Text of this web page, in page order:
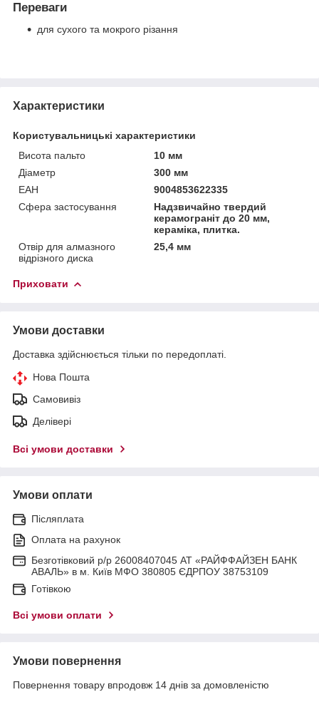
Переваги
для сухого та мокрого різання
Характеристики
Користувальницькі характеристики
Висота пальто
10 мм
Діаметр
300 мм
ЕАН
9004853622335
Сфера застосування
Надзвичайно твердий
керамограніт до 20 мм,
кераміка, плитка.
Отвір для алмазного
відрізного диска
25,4 мм
Приховати
Умови доставки
Доставка здійснюється тільки по передоплаті.
Нова Пошта
Самовивіз
Делівері
Всі умови доставки
Умови оплати
Післяплата
Оплата на рахунок
Безготівковий р/р 26008407045 АТ «РАЙФФАЙЗЕН БАНК
АВАЛЬ» в м. Київ МФО 380805 ЄДРПОУ 38753109
Готівкою
Всі умови оплати
Умови повернення
Повернення товару впродовж 14 днів за домовленістю